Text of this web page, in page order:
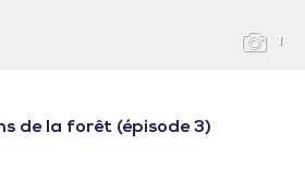
1
de la forêt (épisode 3)